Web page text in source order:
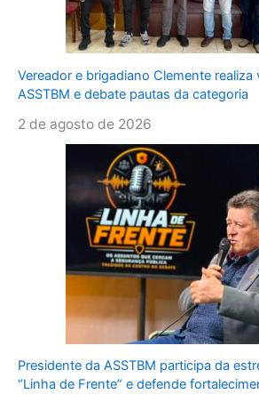
Vereador e brigadiano Clemente
ASSTBM e debate pautas da categoria
2 de agosto de 2026
Presidente da ASSTBM participa da
“Linha de Frente” e defende